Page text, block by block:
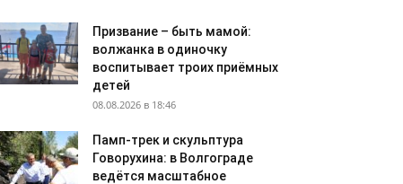
Призвание – быть мамой:
волжанка в одиночку
воспитывает троих приёмных
детей
08.08.2026 в 18:46
Памп-трек и скульптура
Говорухина: в Волгограде
ведётся масштабное